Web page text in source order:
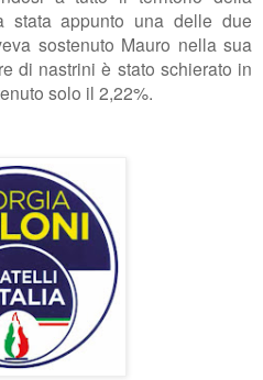
stata appunto una delle due
sostenuto Mauro nella sua
di nastrini è stato schierato in
solo il 2,22%.